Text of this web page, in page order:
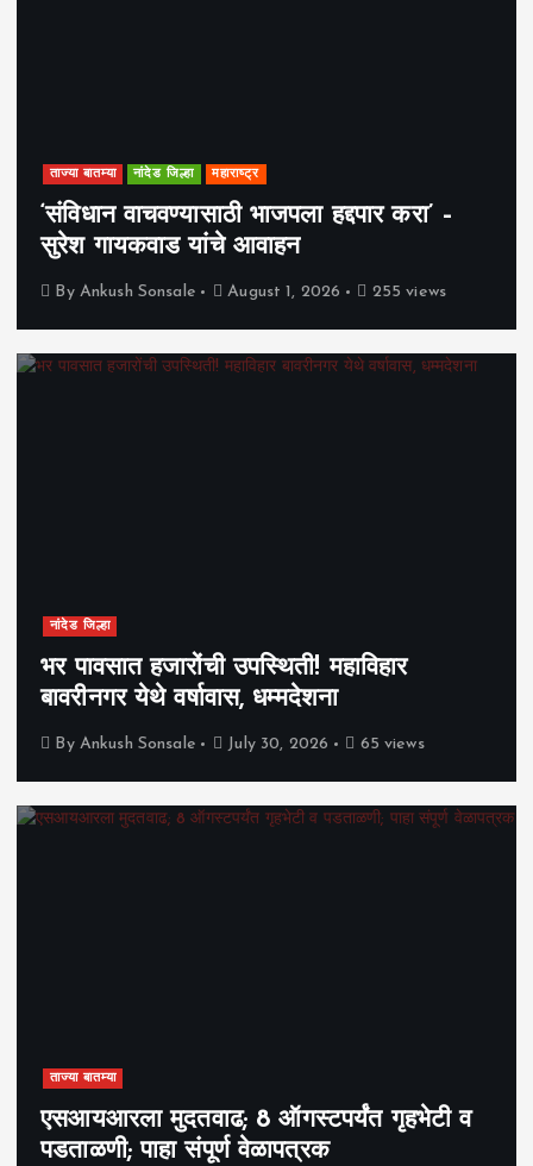
ताज्या बातम्या नांदेड जिल्हा महाराष्ट्र
‘संविधान वाचवण्यासाठी भाजपला हद्दपार करा’ –
सुरेश गायकवाड यांचे आवाहन
By Ankush Sonsale August 1, 2026 255 views
नांदेड जिल्हा
भर पावसात हजारोंची उपस्थिती! महाविहार
बावरीनगर येथे वर्षावास, धम्मदेशना
By Ankush Sonsale July 30, 2026 65 views
ताज्या बातम्या
एसआयआरला मुदतवाढ; 8 ऑगस्टपर्यंत गृहभेटी व
पडताळणी; पाहा संपूर्ण वेळापत्रक